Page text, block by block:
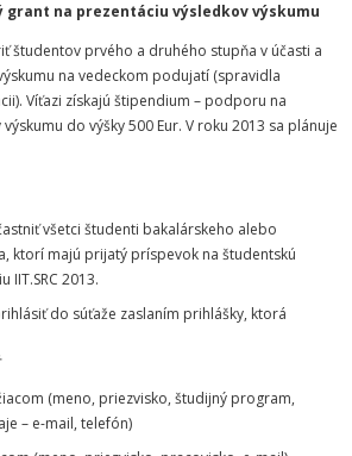
grant na prezentáciu výsledkov výskumu
študentov prvého a druhého stupňa v účasti a
na vedeckom podujatí (spravidla
Víťazi získajú štipendium – podporu na
do výšky 500 Eur. V roku 2013 sa plánuje
všetci študenti bakalárskeho alebo
ktorí majú prijatý príspevok na študentskú
IIT.SRC 2013.
do súťaže zaslaním prihlášky, ktorá
(meno, priezvisko, študijný program,
– e-mail, telefón)